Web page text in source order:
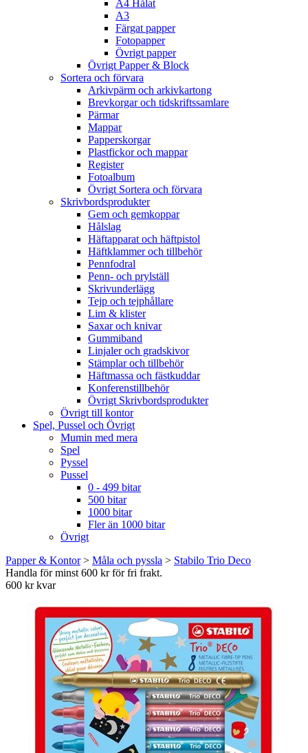
A4 Hålat
A3
Färgat papper
Fotopapper
Övrigt papper
Övrigt Papper & Block
Sortera och förvara
Arkivpärm och arkivkartong
Brevkorgar och tidskriftssamlare
Pärmar
Mappar
Papperskorgar
Plastfickor och mappar
Register
Fotoalbum
Övrigt Sortera och förvara
Skrivbordsprodukter
Gem och gemkoppar
Hålslag
Häftapparat och häftpistol
Häftklammer och tillbehör
Pennfodral
Penn- och prylställ
Skrivunderlägg
Tejp och tejphållare
Lim & klister
Saxar och knivar
Gummiband
Linjaler och gradskivor
Stämplar och tillbehör
Häftmassa och fästkuddar
Konferenstillbehör
Övrigt Skrivbordsprodukter
Övrigt till kontor
Spel, Pussel och Övrigt
Mumin med mera
Spel
Pyssel
Pussel
0 - 499 bitar
500 bitar
1000 bitar
Fler än 1000 bitar
Övrigt
Papper & Kontor> Måla och pyssla > Stabilo Trio Deco
Handla för minst 600 kr för fri frakt.
600 kr kvar